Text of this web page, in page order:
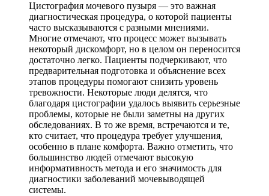
Цистография мочевого пузыря — это важная
диагностическая процедура, о которой пациенты
часто высказываются с разными мнениями.
Многие отмечают, что процесс может вызывать
некоторый дискомфорт, но в целом он переносится
достаточно легко. Пациенты подчеркивают, что
предварительная подготовка и объяснение всех
этапов процедуры помогают снизить уровень
тревожности. Некоторые люди делятся, что
благодаря цистографии удалось выявить серьезные
проблемы, которые не были заметны на других
обследованиях. В то же время, встречаются и те,
кто считает, что процедура требует улучшения,
особенно в плане комфорта. Важно отметить, что
большинство людей отмечают высокую
информативность метода и его значимость для
диагностики заболеваний мочевыводящей
системы.